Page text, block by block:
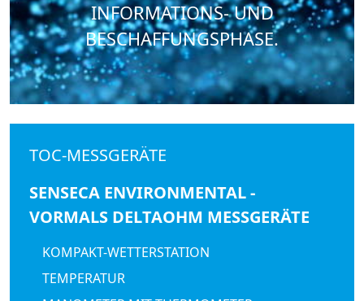
INFORMATIONS- UND
BESCHAFFUNGSPHASE.
TOC-MESSGERÄTE
SENSECA ENVIRONMENTAL -
VORMALS DELTAOHM MESSGERÄTE
KOMPAKT-WETTERSTATION
TEMPERATUR